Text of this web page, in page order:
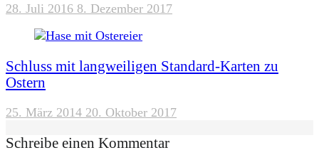
28. Juli 2016 8. Dezember 2017
Schluss mit langweiligen Standard-Karten zu
Ostern
25. März 2014 20. Oktober 2017
Schreibe einen Kommentar